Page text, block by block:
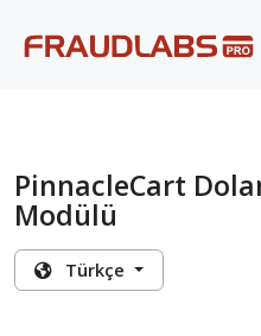
PinnacleCart
Modülü
Türkçe